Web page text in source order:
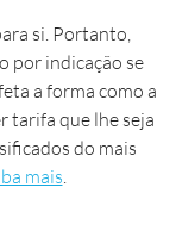
si. Portanto,
por indicação se
a forma como a
tarifa que lhe seja
do mais
mais.